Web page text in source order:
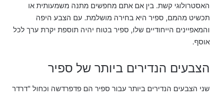
האסטרולוגי קשת. בין אם אתם מחפשים מתנה משמעותית או
תכשיט מהמם, ספיר היא בחירה מושלמת. עם הצבע היפה
והמאפיינים הייחודיים שלו, ספיר בטוח יהיה תוספת יקרת ערך לכל
אוסף.
הצבעים הנדירים ביותר של ספיר
שני הצבעים הנדירים ביותר עבור ספיר הם פדפרדשה וכחול "דרדר